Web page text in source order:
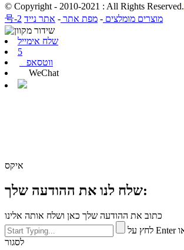
© Copyright - 2010-2021 : All Rights Reserved.
号-2
מוצרים מומלצים - מפת אתר - אתר נייד
שלח אימייל
5
ווטסאפ
WeChat
איקס
שלח לנו את ההודעה שלך:
כתוב את ההודעה שלך כאן ושלח אותה אלינו
לחץ על Enter לחיפוש או ESC כדי
לסגור